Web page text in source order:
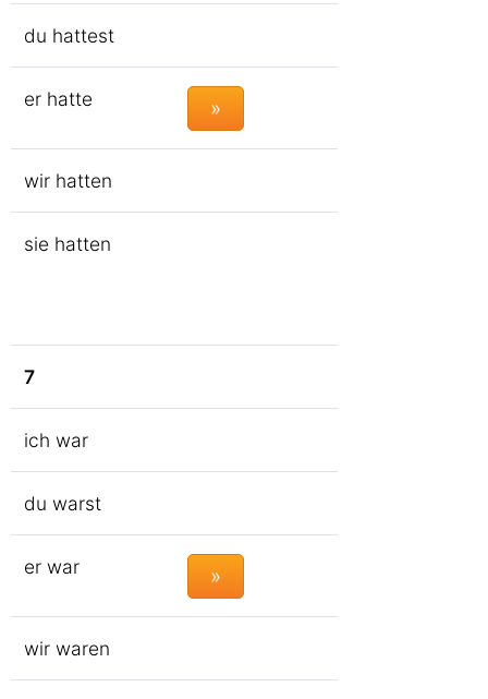
du hattest
er hatte »
wir hatten
sie hatten
7
ich war
du warst
er war »
wir waren